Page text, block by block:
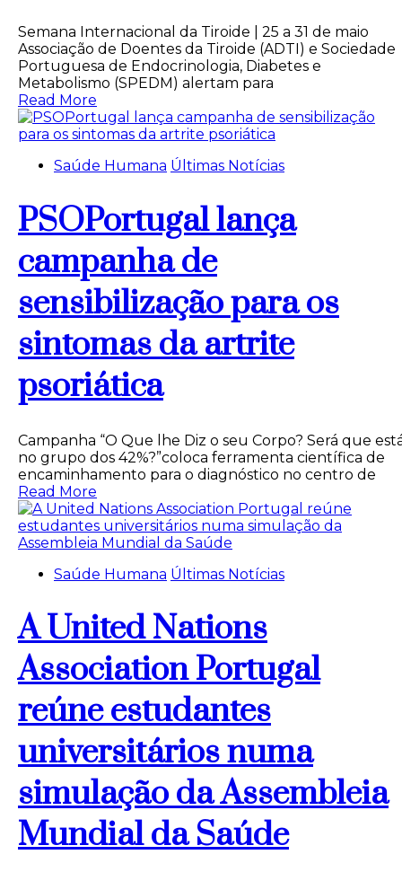
Semana Internacional da Tiroide | 25 a 31 de maio
Associação de Doentes da Tiroide (ADTI) e Sociedade
Portuguesa de Endocrinologia, Diabetes e
Metabolismo (SPEDM) alertam para
Read More
Saúde Humana Últimas Notícias
PSOPortugal lança
campanha de
sensibilização para os
sintomas da artrite
psoriática
Campanha “O Que lhe Diz o seu Corpo? Será que
no grupo dos 42%?”coloca ferramenta científica de
encaminhamento para o diagnóstico no centro de
Read More
Saúde Humana Últimas Notícias
A United Nations
Association Portugal
reúne estudantes
universitários numa
simulação da Assembleia
Mundial da Saúde